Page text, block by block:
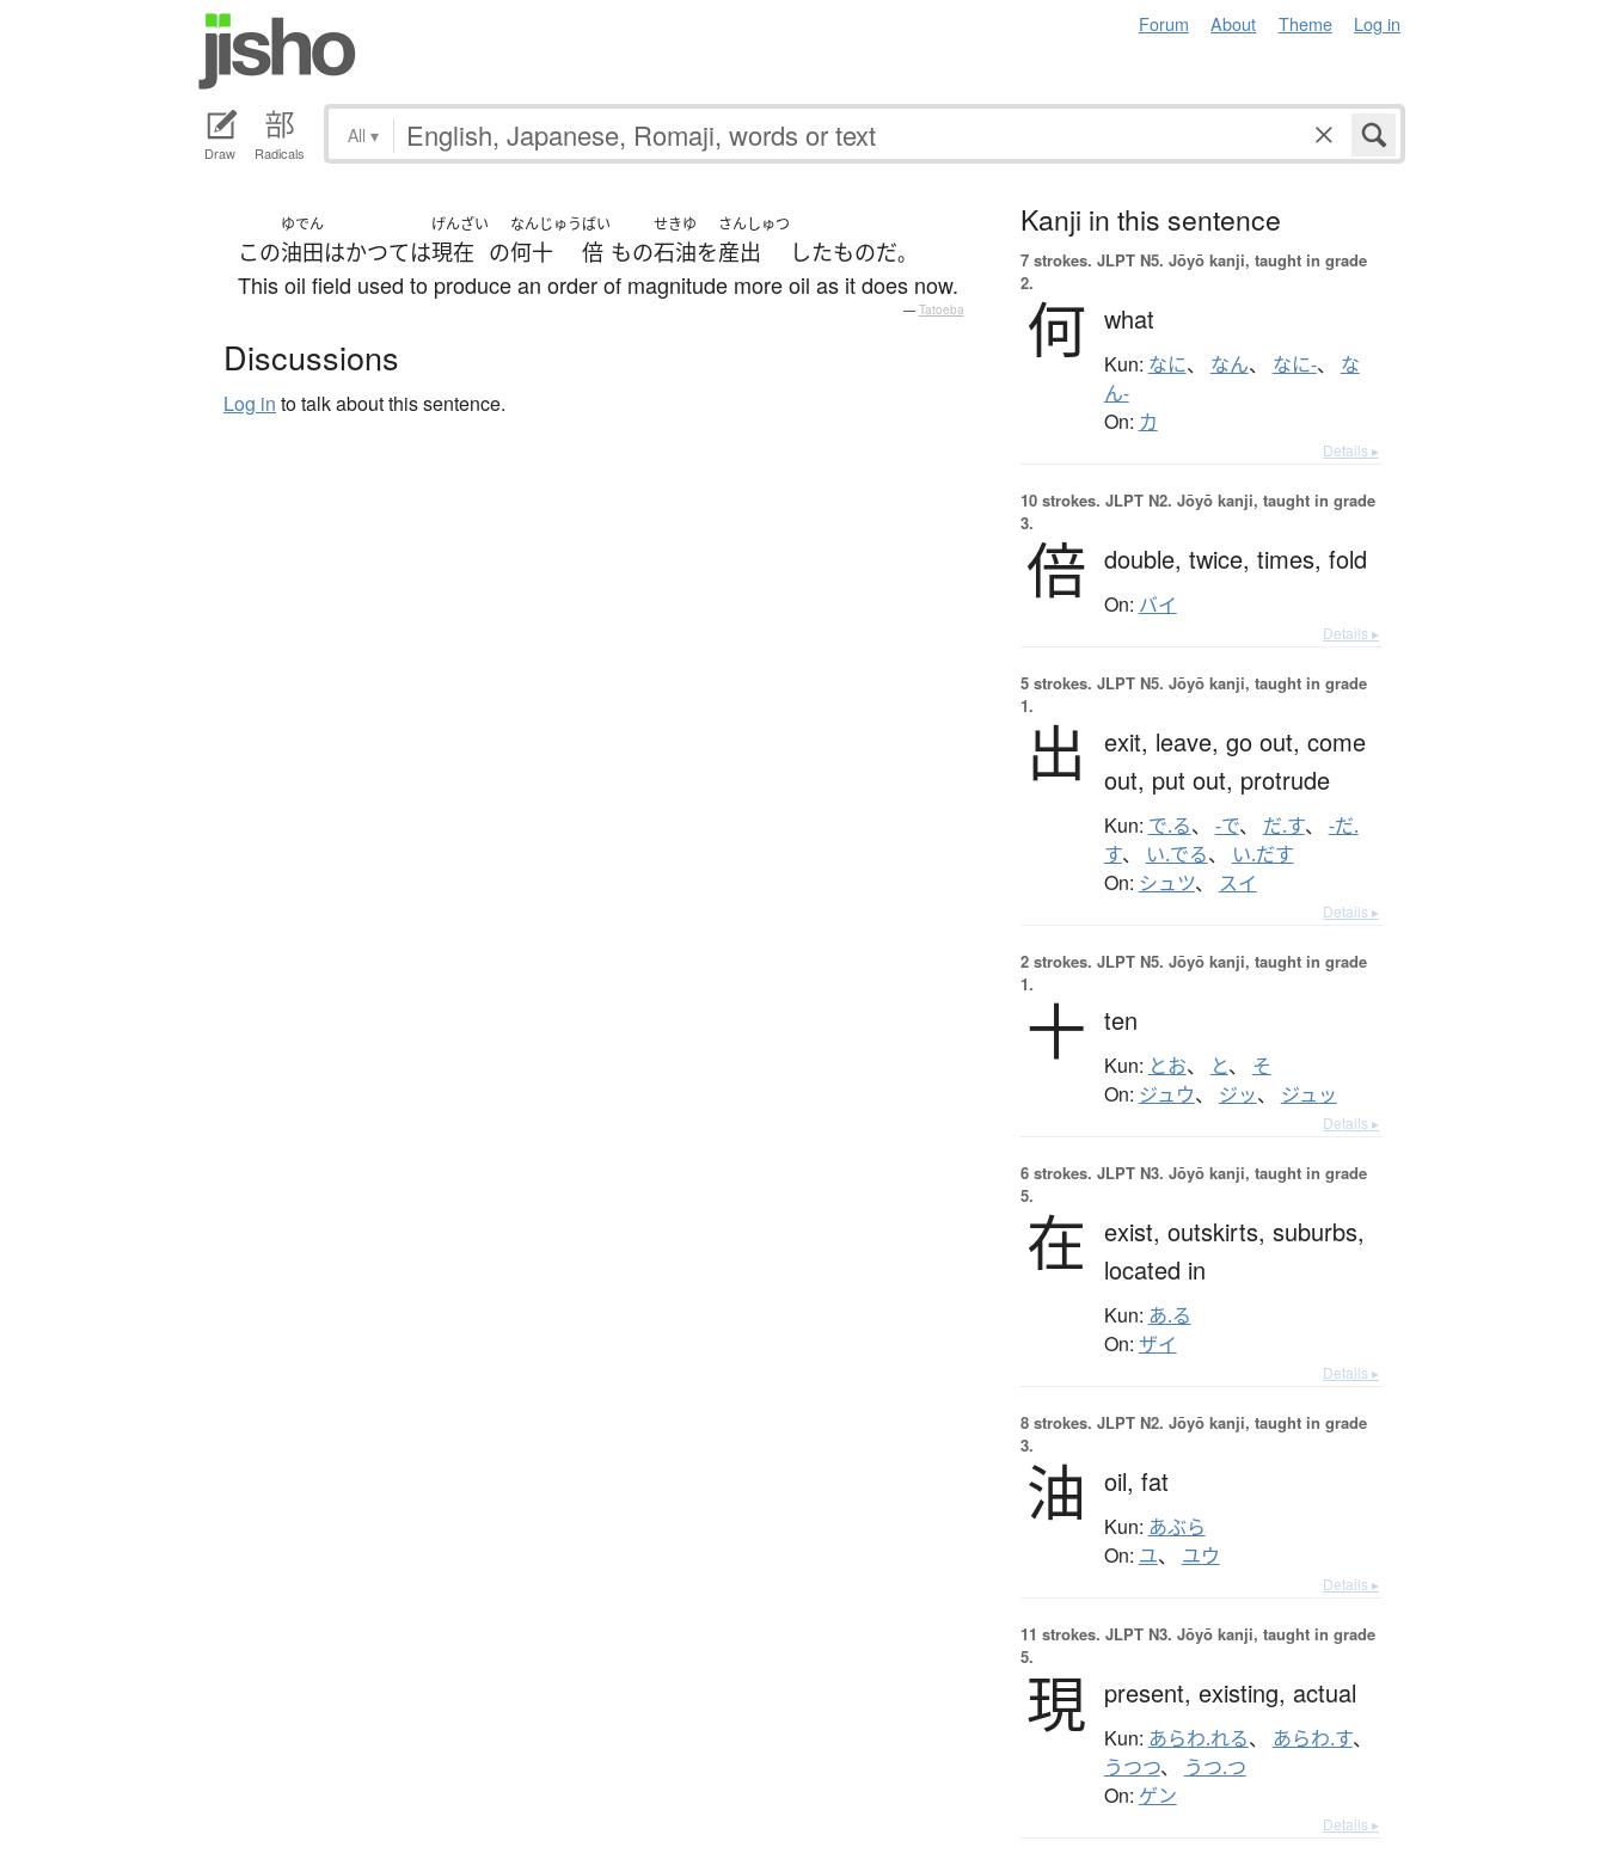
Forum About Theme Log in
Draw Radicals
All ▾
この
ゆでん
油田はかつては
げんざい
現在 の
なんじゅう
何十
ばい
倍 もの
せきゆ
石油を
さんしゅつ
産出 したものだ。
This oil field used to produce an order of magnitude more oil as it does now.
— Tatoeba
Discussions
Log in to talk about this sentence.
Kanji in this sentence
7 strokes. JLPT N5. Jōyō kanji, taught in grade
2.
何 what
Kun: なに、 なん、 なに-、 な
ん-
On: カ
Details ▸
10 strokes. JLPT N2. Jōyō kanji, taught in grade
3.
倍 double, twice, times, fold
On: バイ
Details ▸
5 strokes. JLPT N5. Jōyō kanji, taught in grade
1.
出 exit, leave, go out, come
out, put out, protrude
Kun: で.る、 -で、 だ.す、 -だ.
す、 い.でる、 い.だす
On: シュツ、 スイ
Details ▸
2 strokes. JLPT N5. Jōyō kanji, taught in grade
1.
十 ten
Kun: とお、 と、 そ
On: ジュウ、 ジッ、 ジュッ
Details ▸
6 strokes. JLPT N3. Jōyō kanji, taught in grade
5.
在 exist, outskirts, suburbs,
located in
Kun: あ.る
On: ザイ
Details ▸
8 strokes. JLPT N2. Jōyō kanji, taught in grade
3.
油 oil, fat
Kun: あぶら
On: ユ、 ユウ
Details ▸
11 strokes. JLPT N3. Jōyō kanji, taught in grade
5.
現 present, existing, actual
Kun: あらわ.れる、 あらわ.す、
うつつ、 うつ.つ
On: ゲン
Details ▸